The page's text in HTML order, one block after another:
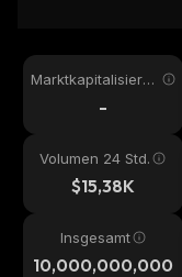
Marktkapitalisieru
-
Volumen 24 Std.
$15,38K
Insgesamt
10,000,000,000